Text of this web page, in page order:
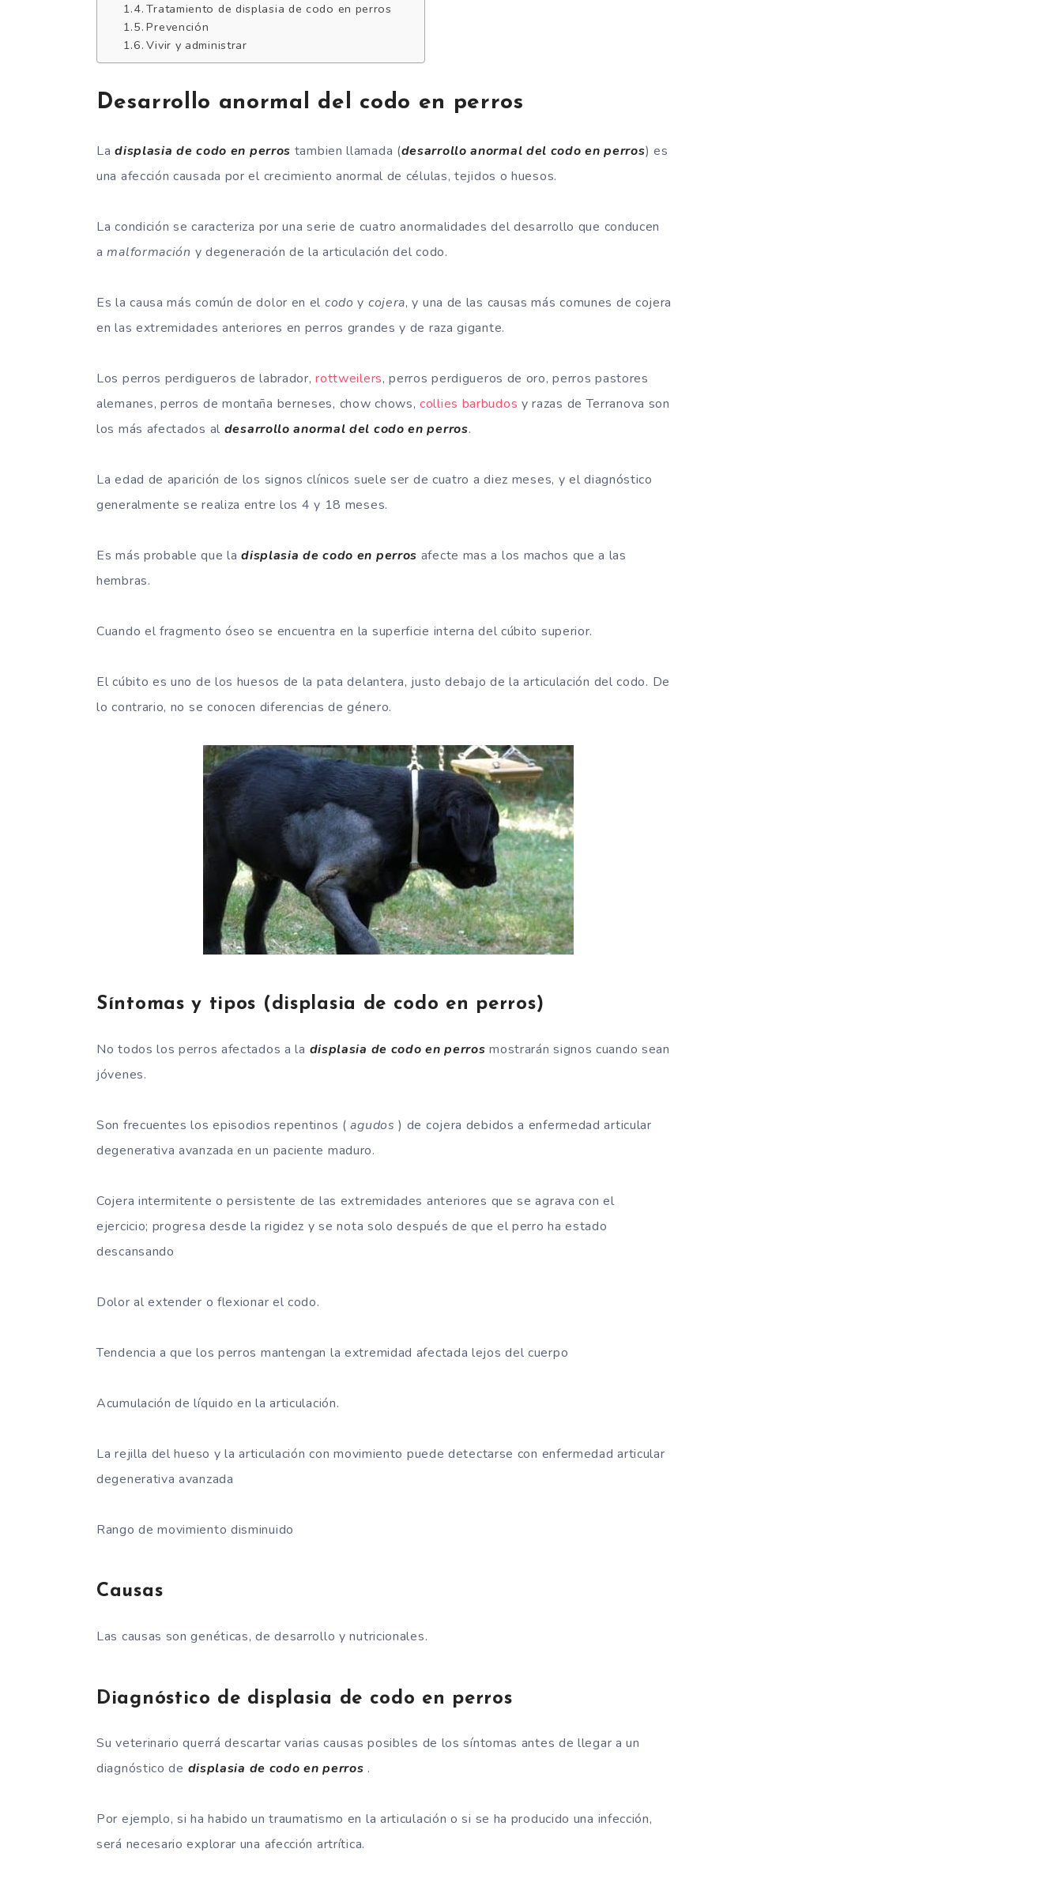
Tratamiento de displasia de codo en perros
Prevención
Vivir y administrar
Desarrollo anormal del codo en perros
Ladisplasia de codo en perros tambien llamada (desarrollo anormal del codo en perros) es
una afección causada por el crecimiento anormal de células, tejidos o huesos.
La condición se caracteriza por una serie de cuatro anormalidades del desarrollo que conducen
amalformación y degeneración de la articulación del codo.
Es la causa más común de dolor en el codo y cojera, y una de las causas más comunes de cojera
en las extremidades anteriores en perros grandes y de raza gigante.
Los perros perdigueros de labrador,rottweilers, perros perdigueros de oro, perros pastores
alemanes, perros de montaña berneses, chow chows,collies barbudos y razas de Terranova son
los más afectados al desarrollo anormal del codo en perros.
La edad de aparición de los signos clínicos suele ser de cuatro a diez meses, y el diagnóstico
generalmente se realiza entre los 4 y 18 meses.
Es más probable que ladisplasia de codo en perros afecte mas a los machos que a las
hembras.
Cuando el fragmento óseo se encuentra en la superficie interna del cúbito superior.
El cúbito es uno de los huesos de la pata delantera, justo debajo de la articulación del codo. De
lo contrario, no se conocen diferencias de género.
Síntomas y tipos (displasia de codo en perros)
No todos los perros afectados a la displasia de codo en perros mostrarán signos cuando sean
jóvenes.
Son frecuentes los episodios repentinos (agudos ) de cojera debidos a enfermedad articular
degenerativa avanzada en un paciente maduro.
Cojera intermitente o persistente de las extremidades anteriores que se agrava con el
ejercicio; progresa desde la rigidez y se nota solo después de que el perro ha estado
descansando
Dolor al extender o flexionar el codo.
Tendencia a que los perros mantengan la extremidad afectada lejos del cuerpo
Acumulación de líquido en la articulación.
La rejilla del hueso y la articulación con movimiento puede detectarse con enfermedad articular
degenerativa avanzada
Rango de movimiento disminuido
Causas
Las causas son genéticas, de desarrollo y nutricionales.
Diagnóstico de displasia de codo en perros
Su veterinario querrá descartar varias causas posibles de los síntomas antes de llegar a un
diagnóstico de displasia de codo en perros .
Por ejemplo, si ha habido un traumatismo en la articulación o si se ha producido una infección,
será necesario explorar una afección artrítica.